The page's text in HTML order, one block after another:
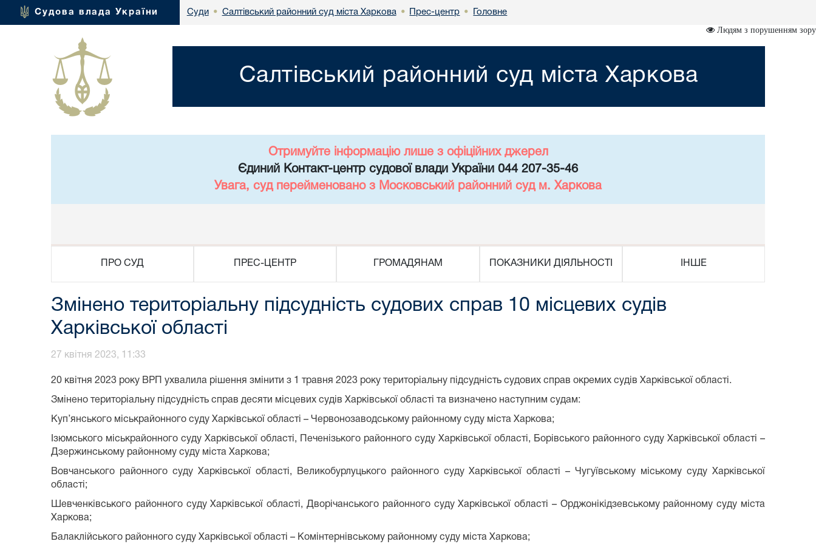
Судова влада України Суди • Салтівський районний суд міста Харкова • Прес-центр • Головне
Людям з порушенням зору
Салтівський районний суд міста Харкова
Отримуйте інформацію лише з офіційних джерел
Єдиний Контакт-центр судової влади України 044 207-35-46
Увага, суд перейменовано з Московський районний суд м. Харкова
ПРО СУД ПРЕС-ЦЕНТР ГРОМАДЯНАМ ПОКАЗНИКИ ДІЯЛЬНОСТІ ІНШЕ
Змінено територіальну підсудність судових справ 10 місцевих судів
Харківської області
27 квітня 2023, 11:33
20 квітня 2023 року ВРП ухвалила рішення змінити з 1 травня 2023 року територіальну підсудність судових справ окремих судів Харківської області.
Змінено територіальну підсудність справ десяти місцевих судів Харківської області та визначено наступним судам:
Куп’янського міськрайонного суду Харківської області – Червонозаводському районному суду міста Харкова;
Ізюмського міськрайонного суду Харківської області, Печенізького районного суду Харківської області, Борівського районного суду Харківської області –
Дзержинському районному суду міста Харкова;
Вовчанського районного суду Харківської області, Великобурлуцького районного суду Харківської області – Чугуївському міському суду Харківської
області;
Шевченківського районного суду Харківської області, Дворічанського районного суду Харківської області – Орджонікідзевському районному суду міста
Харкова;
Балаклійського районного суду Харківської області – Комінтернівському районному суду міста Харкова;